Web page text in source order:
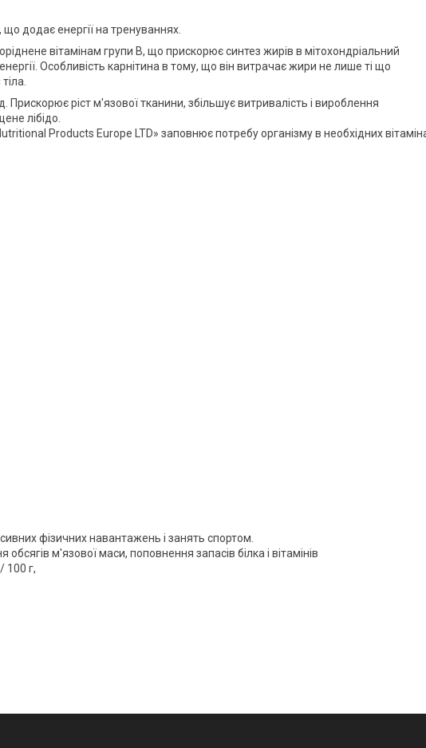
додає енергії на тренуваннях.
вітамінам групи В, що прискорює синтез жирів в мітохондріальний
Особливість карнітина в тому, що він витрачає жири не лише ті що
ріст м'язової тканини, збільшує витривалість і вироблення
лібідо.
Products Europe LTD» заповнює потребу організму в необхідних
фізичних навантажень і занять спортом.
м'язової маси, поповнення запасів білка і вітамінів
100 г,